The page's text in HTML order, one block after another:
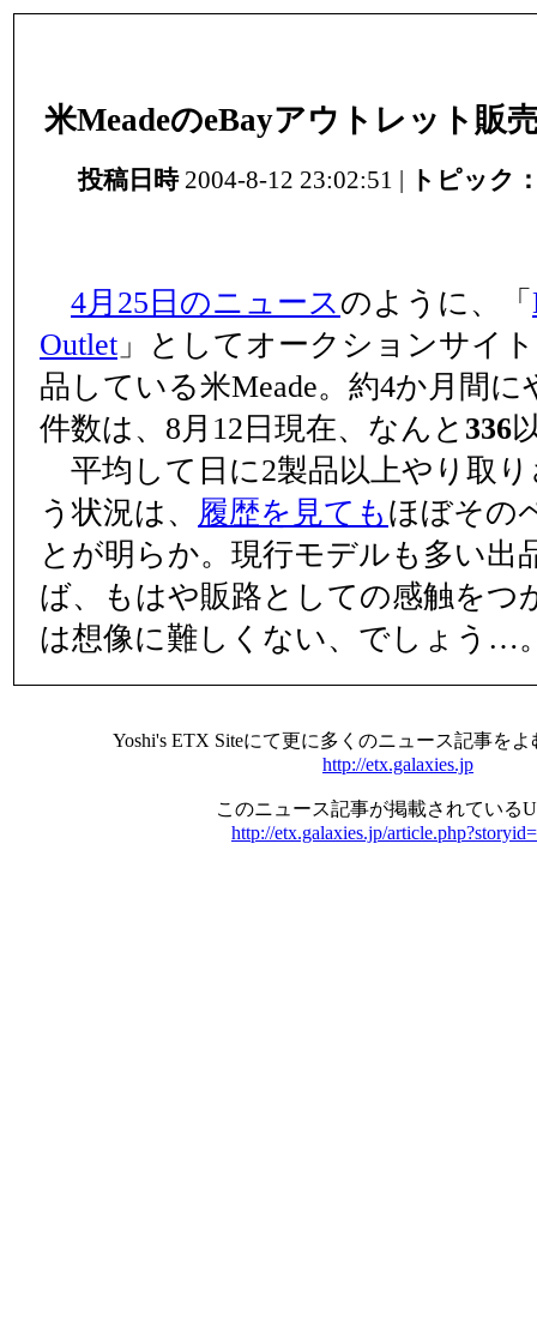
米MeadeのeBayアウトレット販
投稿日時2004-8-12 23:02:51 | トピック
4月25日のニュースのように、「
Outlet 」としてオークションサイ
品している米Meade。約4か月間
件数は、8月12日現在、なんと 336
平均して日に2製品以上やり取
う状況は、 履歴を見ても ほぼその
とが明らか。現行モデルも多い出
ば、もはや販路としての感触をつ
は想像に難しくない、でしょう…
Yoshi's ETX Siteにて更に多くのニュース記事を
http://etx.galaxies.jp
このニュース記事が掲載されている
http://etx.galaxies.jp/